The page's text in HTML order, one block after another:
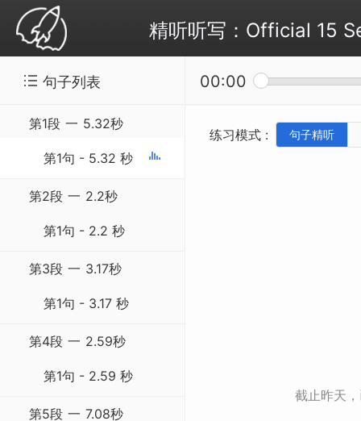
精听听写：Official 15
句子列表 00:00
第1段 一 5.32秒
第1句 - 5.32 秒
第2段 一 2.2秒
第1句 - 2.2 秒
第3段 一 3.17秒
第1句 - 3.17 秒
第4段 一 2.59秒
第1句 - 2.59 秒
第5段 一 7.08秒
练习模式 : 句子精听
截止昨天